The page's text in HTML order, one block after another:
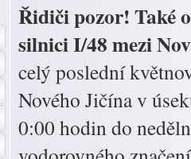
Řidiči pozor! Také
silnici I/48 mezi
celý poslední
Nového Jičína v
0:00 hodin do